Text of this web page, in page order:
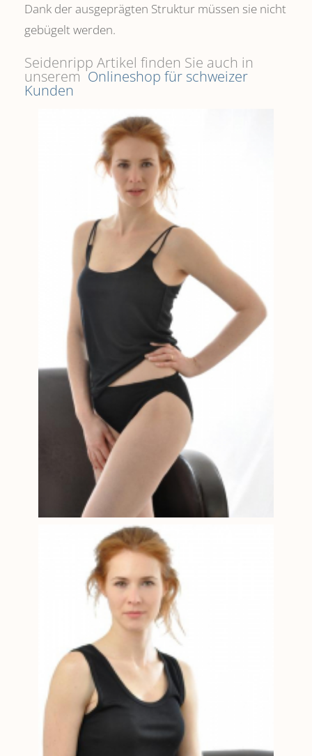
Dank der ausgeprägten Struktur müssen sie nicht
gebügelt werden.
Seidenripp Artikel finden Sie auch in
unserem Onlineshop für schweizer
Kunden